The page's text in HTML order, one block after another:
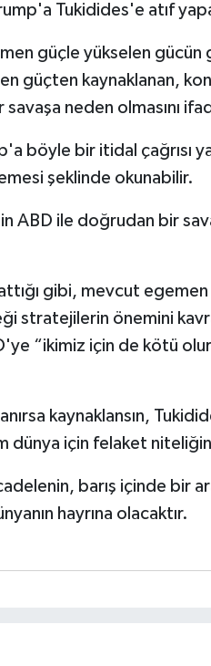
Tukidides'e atıf
güçle yükselen gücün
güçten kaynaklanan,
neden olmasını
böyle bir itidal çağrısı
şeklinde okunabilir.
ABD ile doğrudan bir
gibi, mevcut
stratejilerin önemini
“ikimiz için de kötü
kaynaklansın,
dünya için felaket
barış içinde bir
hayrına olacaktır.